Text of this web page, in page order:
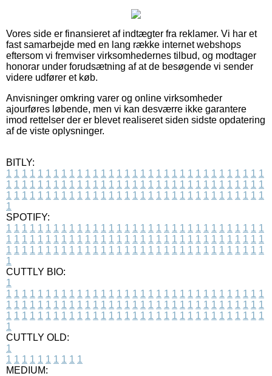
Vores side er finansieret af indtægter fra reklamer. Vi har et
fast samarbejde med en lang række internet webshops
eftersom vi fremviser virksomhedernes tilbud, og modtager
honorar under forudsætning af at de besøgende vi sender
videre udfører et køb.
Anvisninger omkring varer og online virksomheder
ajourføres løbende, men vi kan desværre ikke garantere
imod rettelser der er blevet realiseret siden sidste opdatering
af de viste oplysninger.
BITLY:
1 1 1 1 1 1 1 1 1 1 1 1 1 1 1 1 1 1 1 1 1 1 1 1 1 1 1 1 1 1 1 1 1
1 1 1 1 1 1 1 1 1 1 1 1 1 1 1 1 1 1 1 1 1 1 1 1 1 1 1 1 1 1 1 1 1
1 1 1 1 1 1 1 1 1 1 1 1 1 1 1 1 1 1 1 1 1 1 1 1 1 1 1 1 1 1 1 1 1
1
SPOTIFY:
1 1 1 1 1 1 1 1 1 1 1 1 1 1 1 1 1 1 1 1 1 1 1 1 1 1 1 1 1 1 1 1 1
1 1 1 1 1 1 1 1 1 1 1 1 1 1 1 1 1 1 1 1 1 1 1 1 1 1 1 1 1 1 1 1 1
1 1 1 1 1 1 1 1 1 1 1 1 1 1 1 1 1 1 1 1 1 1 1 1 1 1 1 1 1 1 1 1 1
1
CUTTLY BIO:
1
1 1 1 1 1 1 1 1 1 1 1 1 1 1 1 1 1 1 1 1 1 1 1 1 1 1 1 1 1 1 1 1 1
1 1 1 1 1 1 1 1 1 1 1 1 1 1 1 1 1 1 1 1 1 1 1 1 1 1 1 1 1 1 1 1 1
1 1 1 1 1 1 1 1 1 1 1 1 1 1 1 1 1 1 1 1 1 1 1 1 1 1 1 1 1 1 1 1 1
1
CUTTLY OLD:
1
1 1 1 1 1 1 1 1 1 1
MEDIUM: